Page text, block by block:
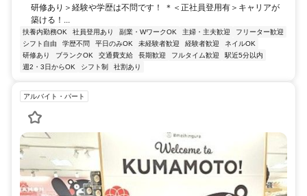
研修あり＞経験や学歴は不問です！ ＊＜正社員登用有＞キャリアが
築ける！...
扶養内勤務OK 社員登用あり 副業・WワークOK 主婦・主夫歓迎
フリーター歓迎
シフト自由
学歴不問 平日のみOK 未経験者歓迎 経験者歓迎
ネイルOK
研修あり
ブランクOK 交通費支給 長期歓迎 フルタイム歓迎
駅近5分以内
週2・3日からOK
シフト制 社割あり
アルバイト・パート